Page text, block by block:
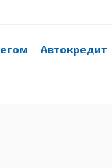
Автокредит